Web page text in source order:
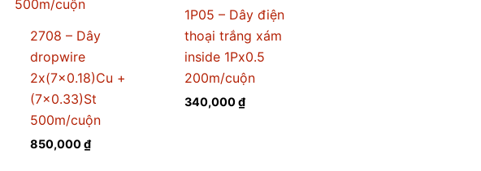
2708 – Dây
dropwire
2x(7×0.18)Cu +
(7×0.33)St
500m/cuộn
850,000₫
1P05 – Dây điện
thoại trắng xám
inside 1Px0.5
200m/cuộn
340,000₫